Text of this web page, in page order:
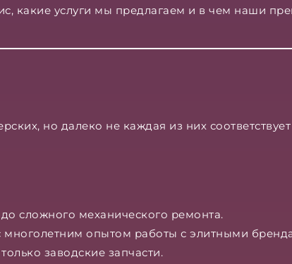
какие услуги мы предлагаем и в чем наши
но далеко не каждая из них
сложного механического ремонта.
многолетним опытом работы с элитными
заводские запчасти.